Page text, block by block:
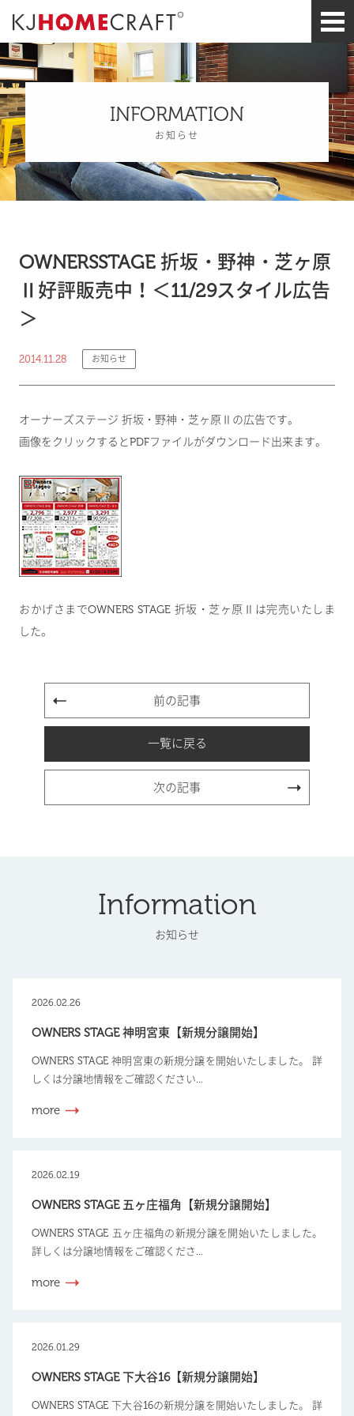
INFORMATION
お知らせ
OWNERSSTAGE 折坂・野神・芝ヶ原
Ⅱ好評販売中！＜11/29スタイル広告
＞
2014.11.28 お知らせ
オーナーズステージ 折坂・野神・芝ヶ原Ⅱの広告です。
画像をクリックするとPDFファイルがダウンロード出来ます。
おかげさまでOWNERS STAGE 折坂・芝ヶ原Ⅱは完売いたしま
した。
前の記事
一覧に戻る
次の記事
Information
お知らせ
2026.02.26
OWNERS STAGE 神明宮東【新規分譲開始】
OWNERS STAGE 神明宮東の新規分譲を開始いたしました。 詳
しくは分譲地情報をご確認ください...
more
2026.02.19
OWNERS STAGE 五ヶ庄福角【新規分譲開始】
OWNERS STAGE 五ヶ庄福角の新規分譲を開始いたしました。
詳しくは分譲地情報をご確認くださ...
more
2026.01.29
OWNERS STAGE 下大谷16【新規分譲開始】
OWNERS STAGE 下大谷16の新規分譲を開始いたしました。 詳